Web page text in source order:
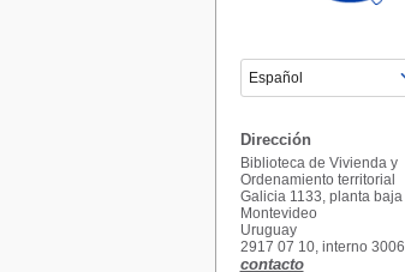
Dirección
Biblioteca de Vivienda y
Ordenamiento territorial
Galicia 1133, planta baja
Montevideo
Uruguay
2917 07 10, interno 3006
contacto